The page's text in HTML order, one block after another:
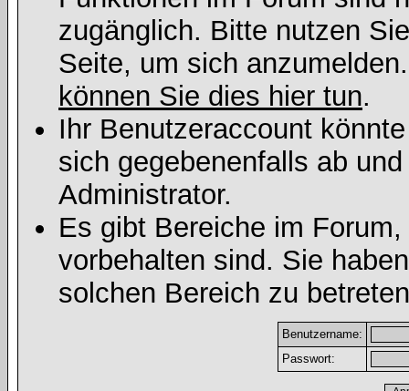
zugänglich. Bitte nutzen
Seite, um sich
können Sie dies hier tun.
Ihr Benutzeraccount
sich gegebenenfalls ab
Administrator.
Es gibt Bereiche im
vorbehalten sind. Sie
solchen Bereich zu
Benutzername:
Passwort: